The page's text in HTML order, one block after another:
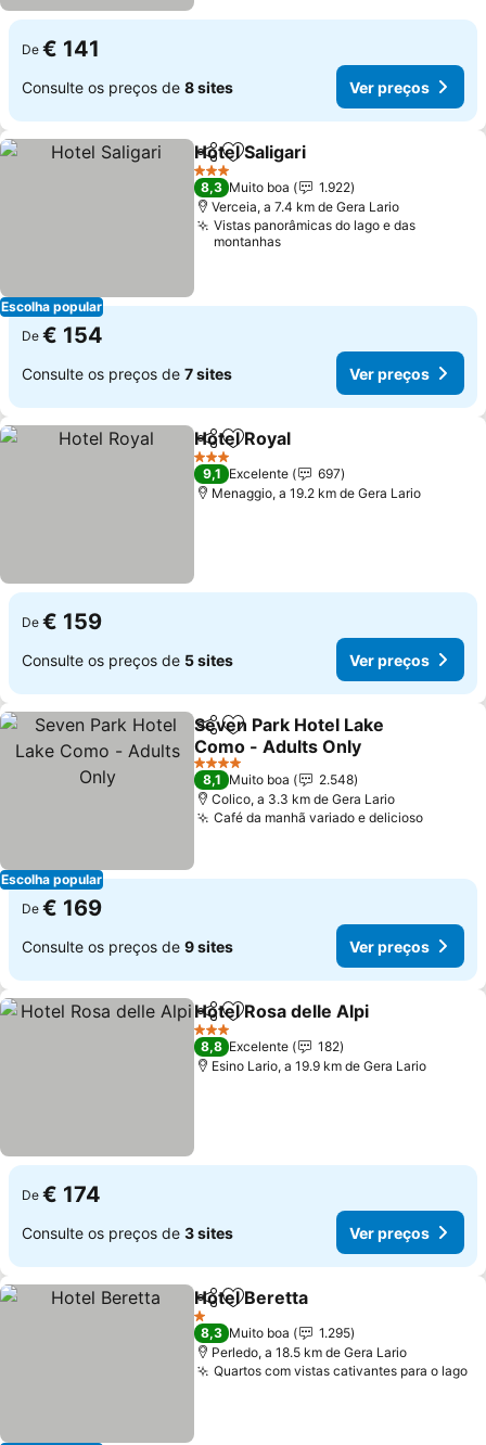
De € 141
Consulte os preços de 8 sites Ver preços
Escolha popular
PartilharAdicionar aos favoritos
Hotel Saligari
3 Estrelas
8,3 Muito boa
1.922
Verceia, a 7.4 km de Gera Lario
Vistas panorâmicas do lago e das
montanhas
De € 154
Consulte os preços de 7 sites Ver preços
PartilharAdicionar aos favoritos
Hotel Royal
3 Estrelas
9,1 Excelente
697
Menaggio, a 19.2 km de Gera Lario
De € 159
Consulte os preços de 5 sites Ver preços
Escolha popular
PartilharAdicionar aos favoritos
Seven Park Hotel Lake
Como - Adults Only
4 Estrelas
8,1 Muito boa
2.548
Colico, a 3.3 km de Gera Lario
Café da manhã variado e delicioso
De € 169
Consulte os preços de 9 sites Ver preços
PartilharAdicionar aos favoritos
Hotel Rosa delle Alpi
3 Estrelas
8,8 Excelente
182
Esino Lario, a 19.9 km de Gera Lario
De € 174
Consulte os preços de 3 sites Ver preços
PartilharAdicionar aos favoritos
Hotel Beretta
1 Estrelas
8,3 Muito boa
1.295
Perledo, a 18.5 km de Gera Lario
Quartos com vistas cativantes para o lago